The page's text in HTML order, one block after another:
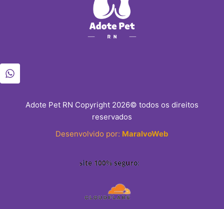
Adote Pet RN Copyright 2026© todos os direitos
reservados
Desenvolvido por: MaralvoWeb